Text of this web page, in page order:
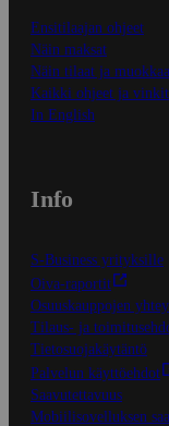
Ensitilaajan ohjeet
Näin maksat
Näin tilaat ja
Kaikki ohjeet ja vinkit
In English
Info
S-Business yrityksille
Oiva-raportit
Osuuskauppojen
Tilaus- ja
Tietosuojakäytäntö
Palvelun käyttöehdot
Saavutettavuus
Mobiilisovelluksen